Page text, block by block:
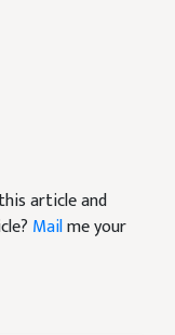
article and
Mailme your